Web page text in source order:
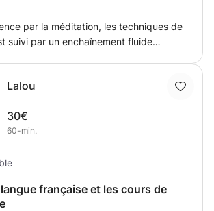
par la méditation, les techniques de
suivi par un enchaînement fluide
aux débutants ou confirmés. Maître
du yoga depuis 2015,
toute personne désireuse de
professionnel en yoga.
Lalou
30€
60-min.
française et les cours de